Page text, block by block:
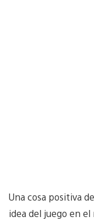
Una cosa positiva
idea del juego en